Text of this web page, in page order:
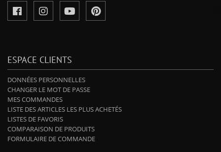
ESPACE CLIENTS
DONNÉES PERSONNELLES
CHANGER LE MOT DE PASSE
MES COMMANDES
LISTE DES ARTICLES LES PLUS ACHETÉS
LISTES DE FAVORIS
COMPARAISON DE PRODUITS
FORMULAIRE DE COMMANDE